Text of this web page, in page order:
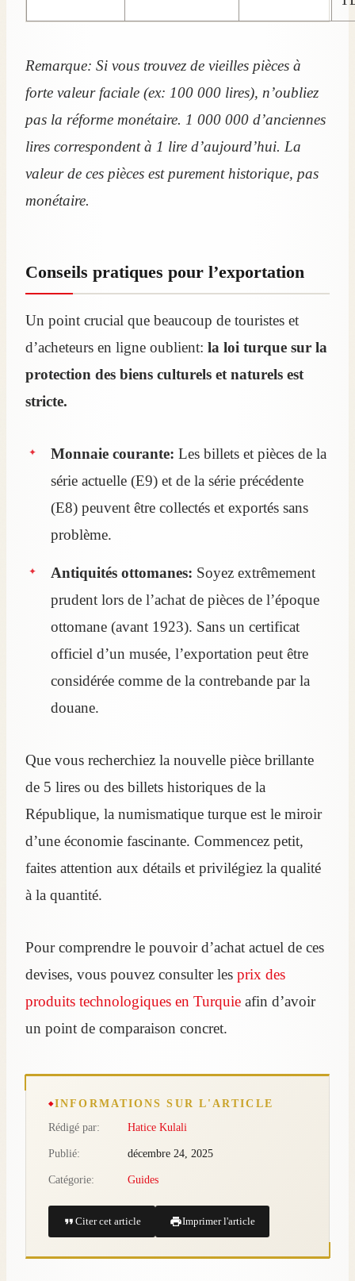
Remarque: Si vous trouvez de vieilles pièces à
forte valeur faciale (ex: 100 000 lires), n’oubliez
pas la réforme monétaire. 1 000 000 d’anciennes
lires correspondent à 1 lire d’aujourd’hui. La
valeur de ces pièces est purement historique, pas
monétaire.
Conseils pratiques pour l’exportation
Un point crucial que beaucoup de touristes et
d’acheteurs en ligne oublient: la loi turque sur la
protection des biens culturels et naturels est
stricte.
Monnaie courante: Les billets et pièces de la
série actuelle (E9) et de la série précédente
(E8) peuvent être collectés et exportés sans
problème.
Antiquités ottomanes: Soyez extrêmement
prudent lors de l’achat de pièces de l’époque
ottomane (avant 1923). Sans un certificat
officiel d’un musée, l’exportation peut être
considérée comme de la contrebande par la
douane.
Que vous recherchiez la nouvelle pièce brillante
de 5 lires ou des billets historiques de la
République, la numismatique turque est le miroir
d’une économie fascinante. Commencez petit,
faites attention aux détails et privilégiez la qualité
à la quantité.
Pour comprendre le pouvoir d’achat actuel de ces
devises, vous pouvez consulter les prix des
produits technologiques en Turquie afin d’avoir
un point de comparaison concret.
INFORMATIONS SUR L'ARTICLE
Rédigé par:
Hatice Kulali
Publié: décembre 24, 2025
Catégorie: Guides
Citer cet article Imprimer l'article